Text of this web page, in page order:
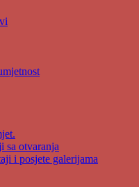
sa otvaranja
i posjete galerijama